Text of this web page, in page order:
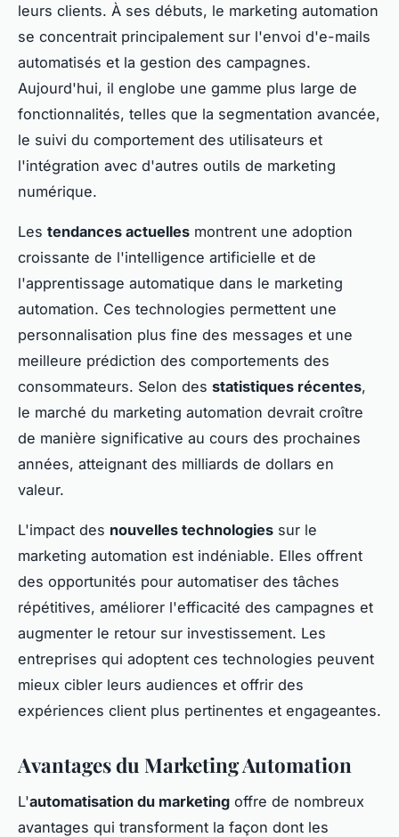
leurs clients. À ses débuts, le marketing automation
se concentrait principalement sur l'envoi d'e-mails
automatisés et la gestion des campagnes.
Aujourd'hui, il englobe une gamme plus large de
fonctionnalités, telles que la segmentation avancée,
le suivi du comportement des utilisateurs et
l'intégration avec d'autres outils de marketing
numérique.
Les tendances actuelles montrent une adoption
croissante de l'intelligence artificielle et de
l'apprentissage automatique dans le marketing
automation. Ces technologies permettent une
personnalisation plus fine des messages et une
meilleure prédiction des comportements des
consommateurs. Selon des statistiques récentes,
le marché du marketing automation devrait croître
de manière significative au cours des prochaines
années, atteignant des milliards de dollars en
valeur.
L'impact des nouvelles technologies sur le
marketing automation est indéniable. Elles offrent
des opportunités pour automatiser des tâches
répétitives, améliorer l'efficacité des campagnes et
augmenter le retour sur investissement. Les
entreprises qui adoptent ces technologies peuvent
mieux cibler leurs audiences et offrir des
expériences client plus pertinentes et engageantes.
Avantages du Marketing Automation
L'automatisation du marketing offre de nombreux
avantages qui transforment la façon dont les